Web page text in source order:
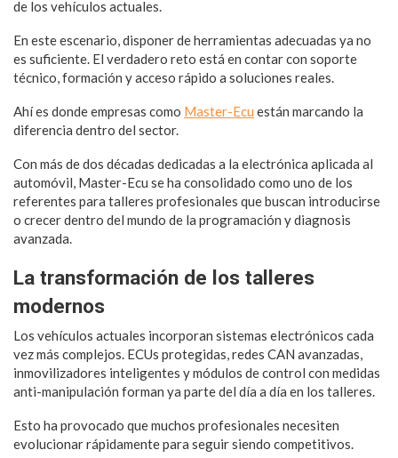
de los vehículos actuales.
En este escenario, disponer de herramientas adecuadas ya no
es suficiente. El verdadero reto está en contar con soporte
técnico, formación y acceso rápido a soluciones reales.
Ahí es donde empresas como Master-Ecu están marcando la
diferencia dentro del sector.
Con más de dos décadas dedicadas a la electrónica aplicada al
automóvil, Master-Ecu se ha consolidado como uno de los
referentes para talleres profesionales que buscan introducirse
o crecer dentro del mundo de la programación y diagnosis
avanzada.
La transformación de los talleres
modernos
Los vehículos actuales incorporan sistemas electrónicos cada
vez más complejos. ECUs protegidas, redes CAN avanzadas,
inmovilizadores inteligentes y módulos de control con medidas
anti-manipulación forman ya parte del día a día en los talleres.
Esto ha provocado que muchos profesionales necesiten
evolucionar rápidamente para seguir siendo competitivos.